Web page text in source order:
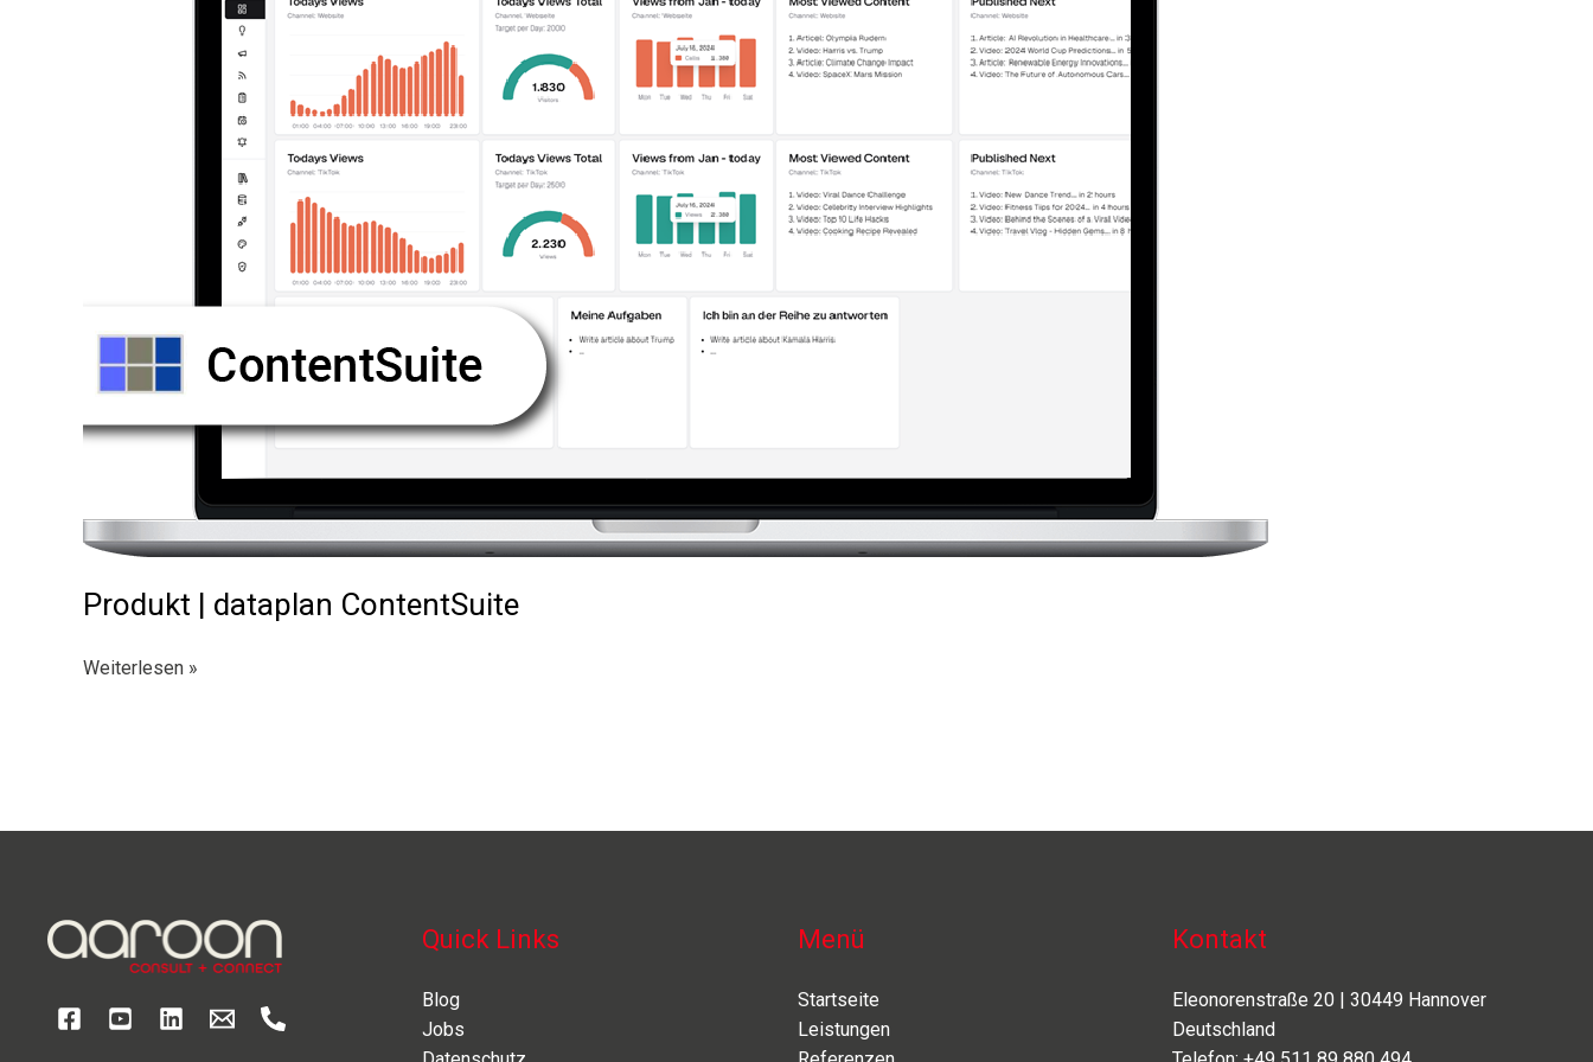
Produkt | dataplan ContentSuite
Produkt
Weiterlesen »
Quick Links
Blog
Jobs
Menü
Startseite
Leistungen
Kontakt
Eleonorenstraße 20 | 30449 Hannover
Deutschland